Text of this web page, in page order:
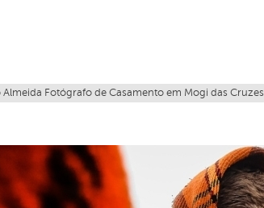
Almeida Fotógrafo de Casamento em Mogi das Cruzes